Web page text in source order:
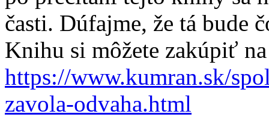
časti. Dúfajme, že tá bude
Knihu si môžete zakúpiť na
https://www.kumran.sk/
zavola-odvaha.html